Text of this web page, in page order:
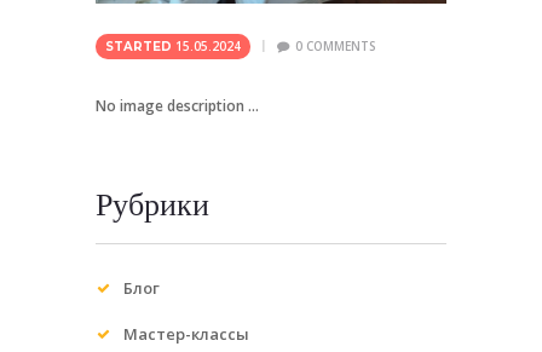
STARTED 15.05.2024 0COMMENTS
No image description ...
Рубрики
Блог
Мастер-классы